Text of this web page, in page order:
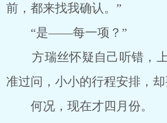
前，都来找我确认。”
“是——每一项？”
方瑞丝怀疑自己听错，上
准过问，小小的行程安排，
何况，现在才四月份。